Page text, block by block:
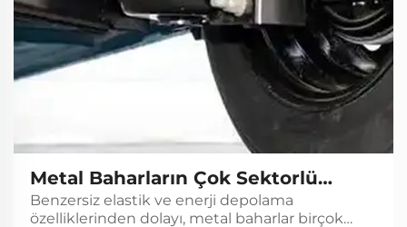
Metal Baharların Çok Sektorlü
Uygulamaları
Benzersiz elastik ve enerji depolama
özelliklerinden dolayı, metal baharlar birçok